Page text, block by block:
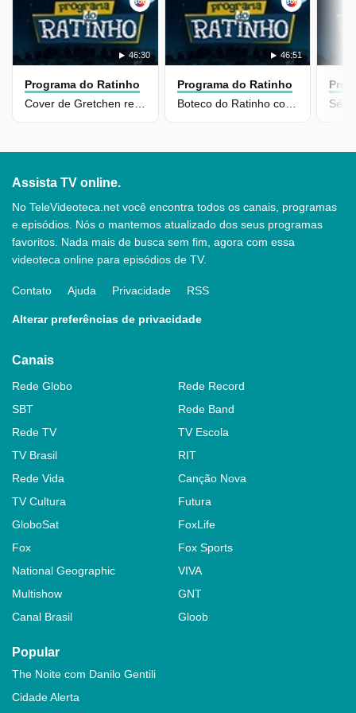
46:30
Programa do Ratinho
46:51
Programa do Ratinho
Boteco do Ratinho com Alexandre Pires e Jackson Antunes
Assista TV online.
No TeleVideoteca.net você encontra todos os canais, programas
e episódios. Nós o mantemos atualizado dos seus programas
favoritos. Nada mais de busca sem fim, agora com essa
videoteca online para episódios de TV.
Contato Ajuda Privacidade RSS
Alterar preferências de privacidade
Canais
Rede Globo
Rede Record
SBT
Rede Band
Rede TV
TV Escola
TV Brasil
RIT
Rede Vida
Canção Nova
TV Cultura
Futura
GloboSat
FoxLife
Fox
Fox Sports
National Geographic
VIVA
Multishow
GNT
Canal Brasil
Gloob
Popular
The Noite com Danilo Gentili
Cidade Alerta